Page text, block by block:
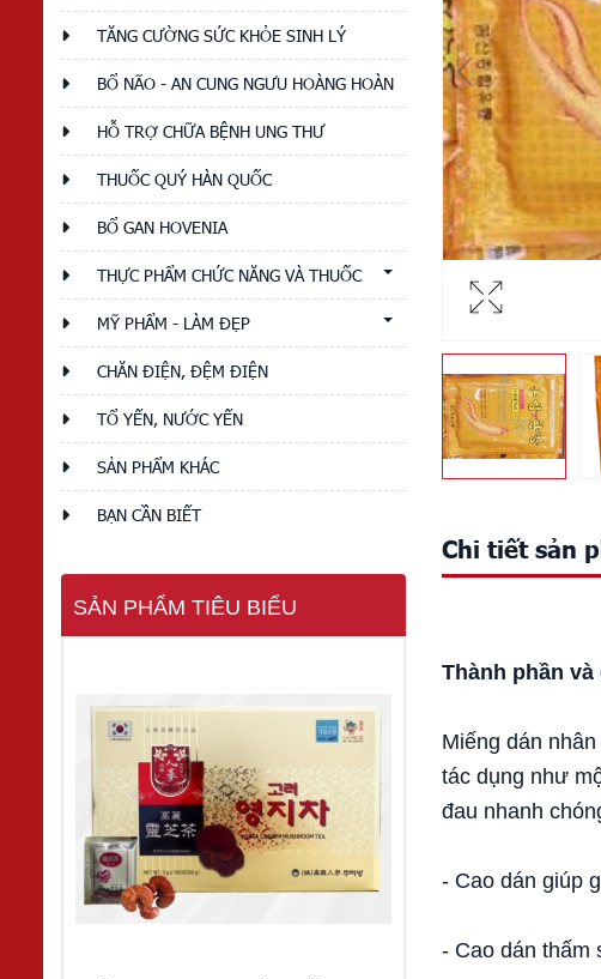
TĂNG CƯỜNG SỨC KHỎE SINH LÝ
BỔ NÃO - AN CUNG NGƯU HOÀNG HOÀN
HỖ TRỢ CHỮA BỆNH UNG THƯ
THUỐC QUÝ HÀN QUỐC
BỔ GAN HOVENIA
THỰC PHẨM CHỨC NĂNG VÀ THUỐC
MỸ PHẨM - LÀM ĐẸP
CHĂN ĐIỆN, ĐỆM ĐIỆN
TỔ YẾN, NƯỚC YẾN
SẢN PHẨM KHÁC
BẠN CẦN BIẾT
SẢN PHẨM TIÊU BIỂU
Chi tiết sản
Thành phần
Miếng dán
tác dụng như
đau nhanh
- Cao dán giúp
- Cao dán thấm